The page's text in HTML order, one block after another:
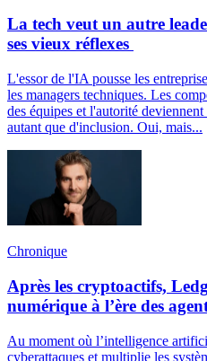
La tech veut un autre
ses vieux réflexes
L'essor de l'IA pousse les
les managers techniques. Les
des équipes et l'autorité
autant que d'inclusion. Oui, mais...
Chronique
Après les cryptoactifs,
numérique à l’ère des
Au moment où l’intelligence
cyberattaques et multiplie les